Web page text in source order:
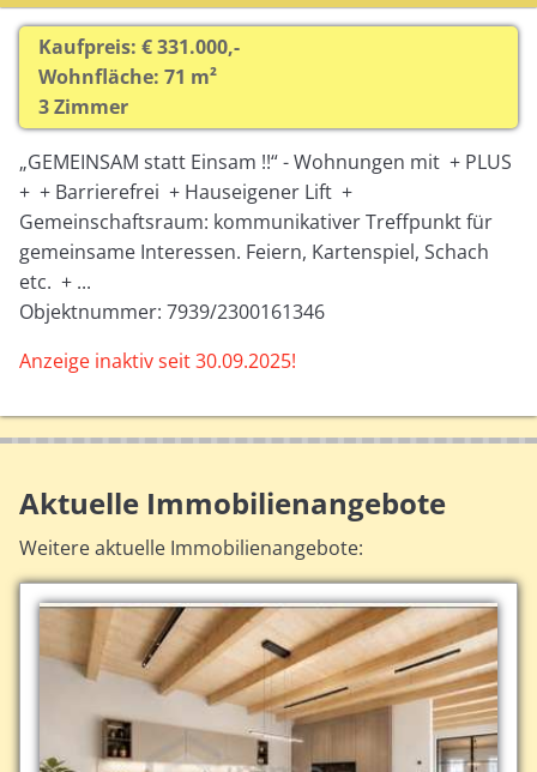
Kaufpreis: € 331.000,-
Wohnfläche: 71 m²
3 Zimmer
„GEMEINSAM statt Einsam !!“ - Wohnungen mit + PLUS
+ + Barrierefrei + Hauseigener Lift +
Gemeinschaftsraum: kommunikativer Treffpunkt für
gemeinsame Interessen. Feiern, Kartenspiel, Schach
etc. + ...
Objektnummer: 7939/2300161346
Anzeige inaktiv seit 30.09.2025!
Aktuelle Immobilienangebote
Weitere aktuelle Immobilienangebote: